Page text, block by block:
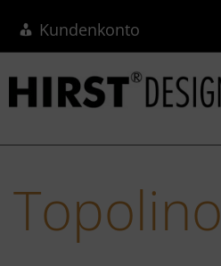
Kundenkonto
Topolino